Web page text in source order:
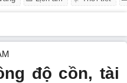
độ cồn, tài